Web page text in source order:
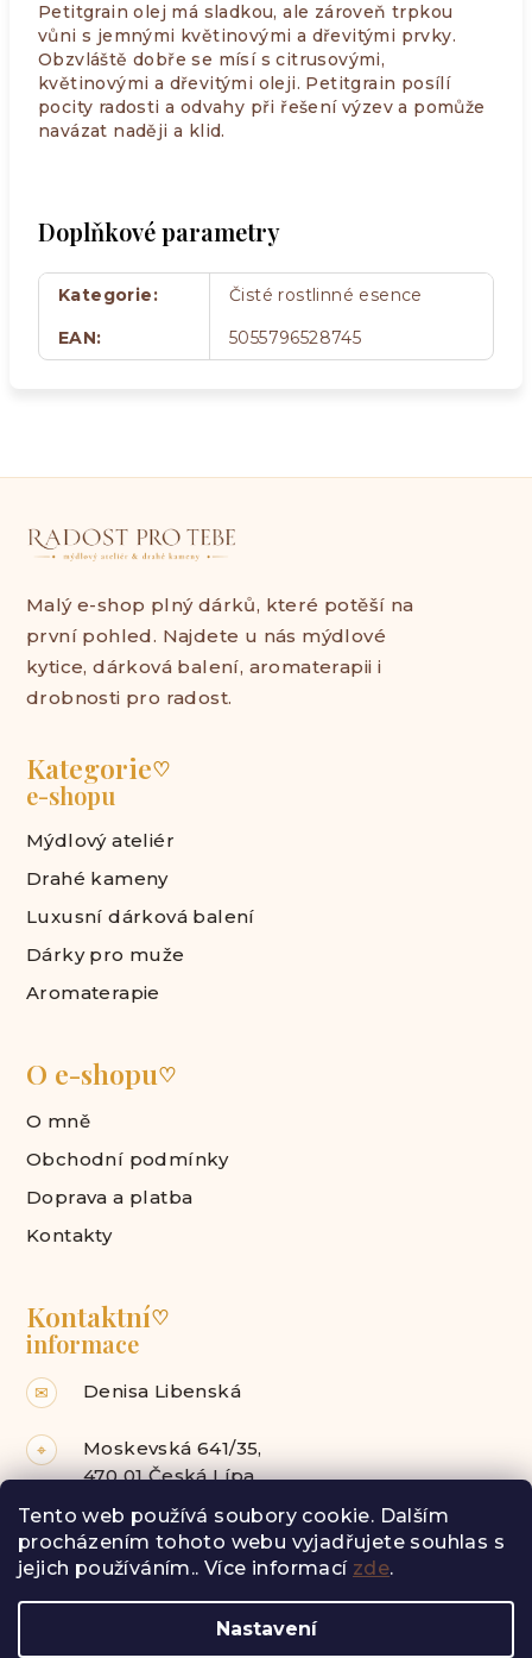
Tento web používá soubory cookie. Dalším
procházením tohoto webu vyjadřujete souhlas s
jejich používáním.. Více informací zde.
Nastavení
Petitgrain olej má sladkou, ale zároveň trpkou
vůni s jemnými květinovými a dřevitými prvky.
Obzvláště dobře se mísí s citrusovými,
květinovými a dřevitými oleji. Petitgrain posílí
pocity radosti a odvahy při řešení výzev a pomůže
navázat naději a klid.
Doplňkové parametry
Kategorie:
Čisté rostlinné esence
EAN: 5055796528745
Malý e-shop plný dárků, které potěší na
první pohled. Najdete u nás mýdlové
kytice, dárková balení, aromaterapii i
drobnosti pro radost.
Kategorie♡
e-shopu
Mýdlový ateliér
Drahé kameny
Luxusní dárková balení
Dárky pro muže
Aromaterapie
O e-shopu♡
O mně
Obchodní podmínky
Doprava a platba
Kontakty
Kontaktní♡
informace
✉ Denisa Libenská
⌖
Moskevská 641/35,
470 01 Česká Lípa
Facebook Instagram